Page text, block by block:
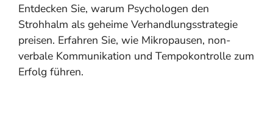
Entdecken Sie, warum Psychologen den
Strohhalm als geheime Verhandlungsstrategie
preisen. Erfahren Sie, wie Mikropausen, non-
verbale Kommunikation und Tempokontrolle zum
Erfolg führen.